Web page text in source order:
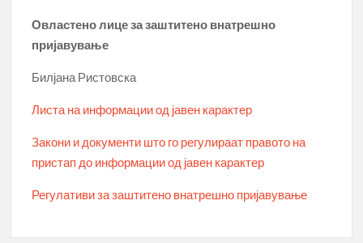
Овластено лице за заштитено внатрешно
пријавување
Билјана Ристовска
Листа на информации од јавен карактер
Закони и документи што го регулираат правото на
пристап до информации од јавен карактер
Регулативи за заштитено внатрешно пријавување